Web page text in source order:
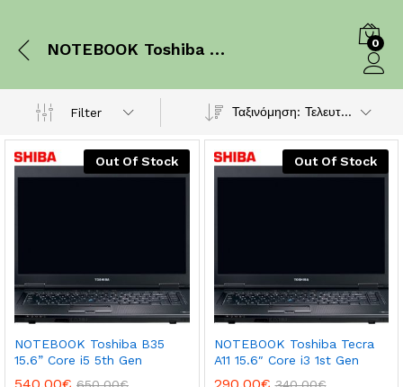
NOTEBOOK Toshiba B35 15.6” Core i5 5th Gen 0
Filter Ταξινόμηση: Τελευταία
Out Of Stock
NOTEBOOK Toshiba B35
15.6” Core i5 5th Gen
540.00€ 650.00€
Out Of Stock
NOTEBOOK Toshiba Tecra
A11 15.6″ Core i3 1st Gen
290.00€ 340.00€